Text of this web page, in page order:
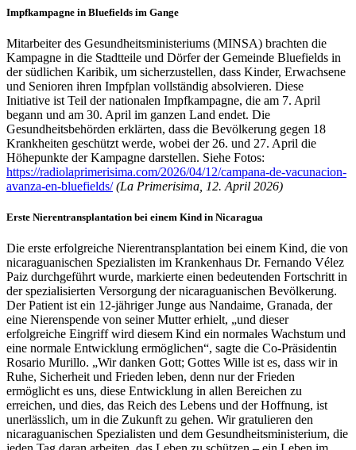
Impfkampagne in Bluefields im Gange
Mitarbeiter des Gesundheitsministeriums (MINSA) brachten die
Kampagne in die Stadtteile und Dörfer der Gemeinde Bluefields in
der südlichen Karibik, um sicherzustellen, dass Kinder, Erwachsene
und Senioren ihren Impfplan vollständig absolvieren. Diese
Initiative ist Teil der nationalen Impfkampagne, die am 7. April
begann und am 30. April im ganzen Land endet. Die
Gesundheitsbehörden erklärten, dass die Bevölkerung gegen 18
Krankheiten geschützt werde, wobei der 26. und 27. April die
Höhepunkte der Kampagne darstellen. Siehe Fotos:
https://radiolaprimerisima.com/2026/04/12/campana-de-vacunacion-
avanza-en-bluefields/ (La Primerisima, 12. April 2026)
Erste Nierentransplantation bei einem Kind in Nicaragua
Die erste erfolgreiche Nierentransplantation bei einem Kind, die von
nicaraguanischen Spezialisten im Krankenhaus Dr. Fernando Vélez
Paiz durchgeführt wurde, markierte einen bedeutenden Fortschritt in
der spezialisierten Versorgung der nicaraguanischen Bevölkerung.
Der Patient ist ein 12-jähriger Junge aus Nandaime, Granada, der
eine Nierenspende von seiner Mutter erhielt, „und dieser
erfolgreiche Eingriff wird diesem Kind ein normales Wachstum und
eine normale Entwicklung ermöglichen“, sagte die Co-Präsidentin
Rosario Murillo. „Wir danken Gott; Gottes Wille ist es, dass wir in
Ruhe, Sicherheit und Frieden leben, denn nur der Frieden
ermöglicht es uns, diese Entwicklung in allen Bereichen zu
erreichen, und dies, das Reich des Lebens und der Hoffnung, ist
unerlässlich, um in die Zukunft zu gehen. Wir gratulieren den
nicaraguanischen Spezialisten und dem Gesundheitsministerium, die